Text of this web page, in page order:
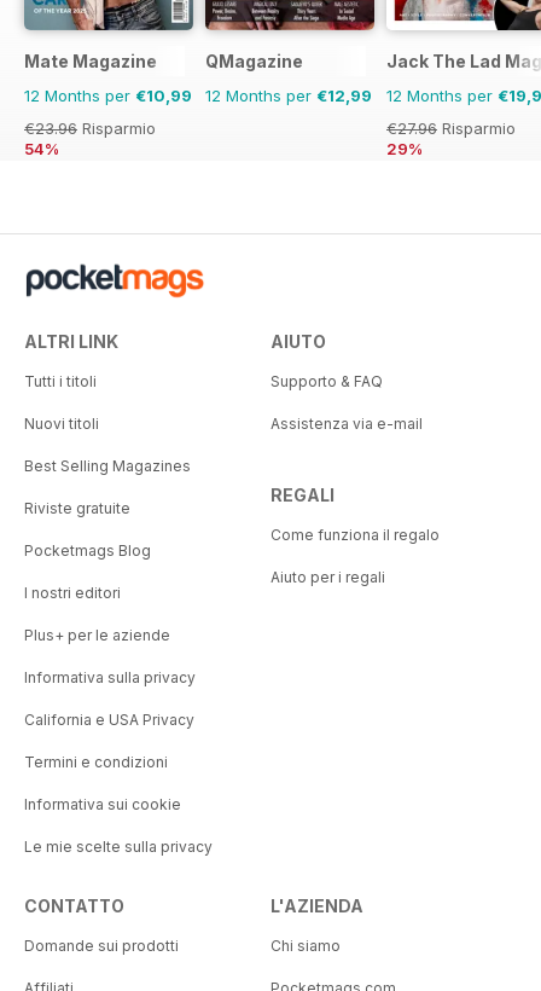
Mate Magazine
12 Months per €10,99
€23.96 Risparmio
54%
QMagazine
12 Months per €12,99
Jack The Lad
12 Months per
€27.96 Risparmio
29%
ALTRI LINK
Tutti i titoli
Nuovi titoli
Best Selling Magazines
Riviste gratuite
Pocketmags Blog
I nostri editori
Plus+ per le aziende
Informativa sulla privacy
California e USA Privacy
Termini e condizioni
Informativa sui cookie
Le mie scelte sulla privacy
AIUTO
Supporto & FAQ
Assistenza via e-mail
REGALI
Come funziona il regalo
Aiuto per i regali
CONTATTO
Domande sui prodotti
L'AZIENDA
Chi siamo